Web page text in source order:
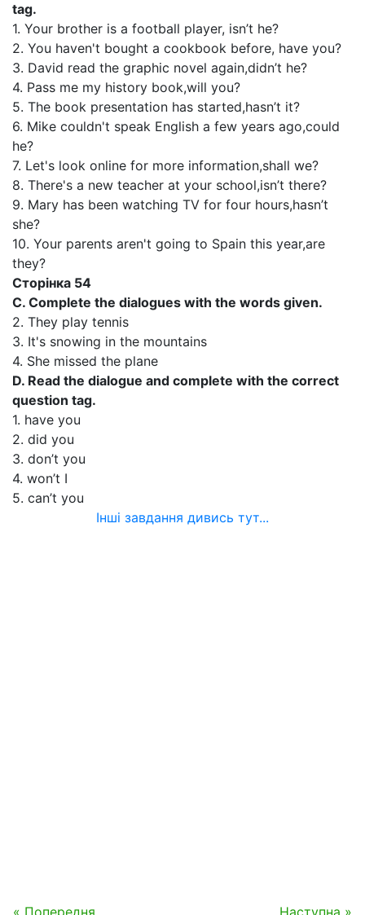
tag.
1. Your brother is a football player, isn’t he?
2. You haven't bought a cookbook before, have you?
3. David read the graphic novel again,didn’t he?
4. Pass me my history book,will you?
5. The book presentation has started,hasn’t it?
6. Mike couldn't speak English a few years ago,could
he?
7. Let's look online for more information,shall we?
8. There's a new teacher at your school,isn’t there?
9. Mary has been watching TV for four hours,hasn’t
she?
10. Your parents aren't going to Spain this year,are
they?
Сторінка 54
C. Complete the dialogues with the words given.
2. They play tennis
3. It's snowing in the mountains
4. She missed the plane
D. Read the dialogue and complete with the correct
question tag.
1. have you
2. did you
3. don’t you
4. won’t I
5. can’t you
Інші завдання дивись тут...
« Попередня Наступна »